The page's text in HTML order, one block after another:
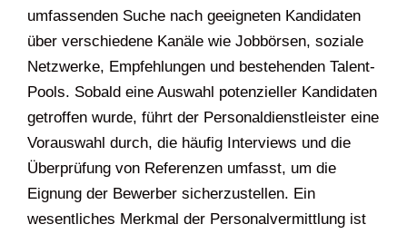
umfassenden Suche nach geeigneten Kandidaten
über verschiedene Kanäle wie Jobbörsen, soziale
Netzwerke, Empfehlungen und bestehenden Talent-
Pools. Sobald eine Auswahl potenzieller Kandidaten
getroffen wurde, führt der Personaldienstleister eine
Vorauswahl durch, die häufig Interviews und die
Überprüfung von Referenzen umfasst, um die
Eignung der Bewerber sicherzustellen. Ein
wesentliches Merkmal der Personalvermittlung ist